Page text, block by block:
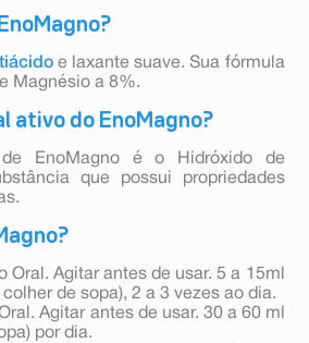
e laxante suave. Sua fórmula
Magnésio a 8%.
ativo do EnoMagno?
EnoMagno é o Hidróxido de
que possui propriedades
Oral. Agitar antes de usar. 5 a 15ml
de sopa), 2 a 3 vezes ao dia.
Agitar antes de usar. 30 a 60 ml
por dia.